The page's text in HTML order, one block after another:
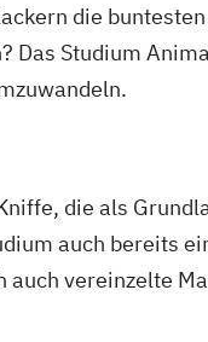
die
Das Studium
die als
auch bereits
auch vereinzelte